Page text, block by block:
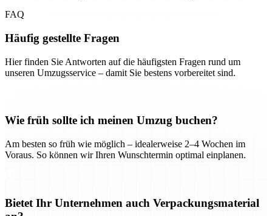
FAQ
Häufig gestellte Fragen
Hier finden Sie Antworten auf die häufigsten Fragen rund um
unseren Umzugsservice – damit Sie bestens vorbereitet sind.
Wie früh sollte ich meinen Umzug buchen?
Am besten so früh wie möglich – idealerweise 2–4 Wochen im
Voraus. So können wir Ihren Wunschtermin optimal einplanen.
Bietet Ihr Unternehmen auch Verpackungsmaterial